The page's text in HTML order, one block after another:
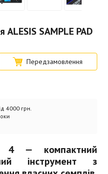
SAMPLE PAD
Передзамовлення
4000 грн.
4 — компактний
інструмент з